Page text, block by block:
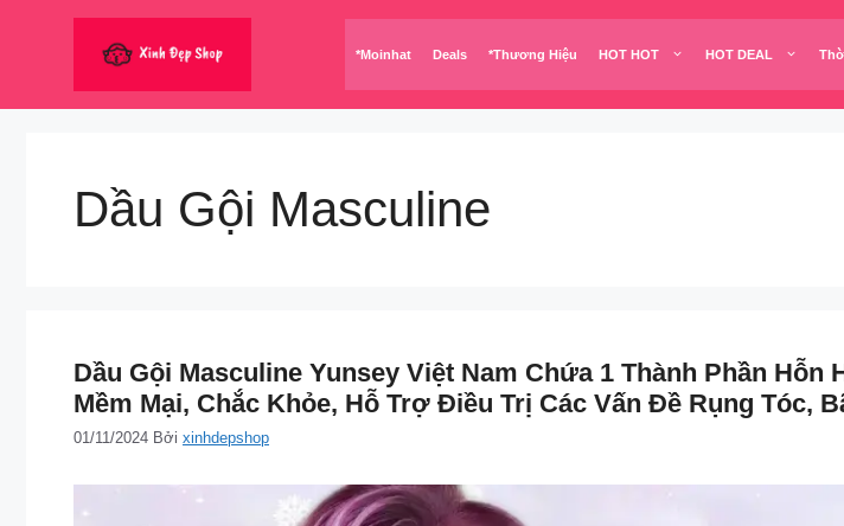
*Moinhat Deals *Thương Hiệu HOT HOT HOT DEAL
Dầu Gội Masculine
Dầu Gội Masculine Yunsey Việt Nam Chứa 1 Thành Phần
Mềm Mại, Chắc Khỏe, Hỗ Trợ Điều Trị Các Vấn Đề Rụng Tóc,
01/11/2024 Bởi xinhdepshop